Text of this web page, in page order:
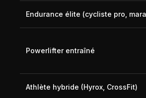
Endurance élite (cycliste pro,
Powerlifter entraîné
Athlète hybride (Hyrox, CrossFit)